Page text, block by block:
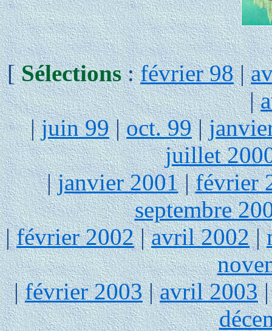
[Sélections:février 98|
|
|juin 99|oct. 99|
juillet
|janvier 2001|février
septembre
|février 2002|avril 2002|
|février 2003|avril 2003